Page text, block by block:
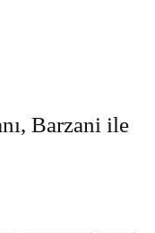
Barzani ile